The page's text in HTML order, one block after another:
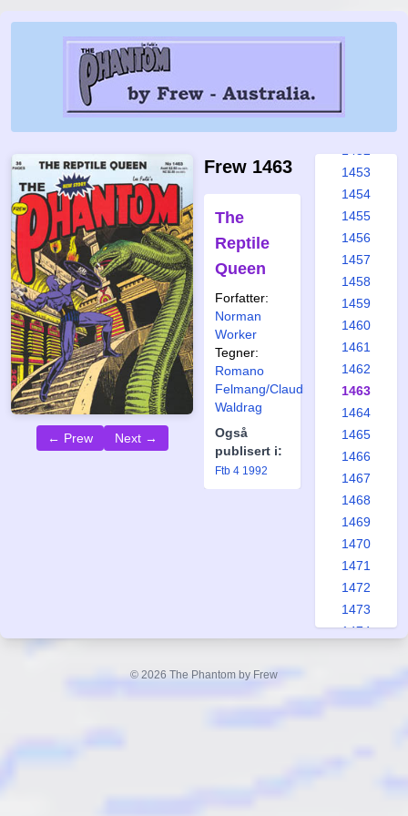
← Prew Next →
Frew 1463
The
Reptile
Queen
Forfatter:
Norman
Worker
Tegner:
Romano
Felmang/Claudio
Waldrag
Også
publisert i:
Ftb 4 1992
1446
1447
1453
1454
1455
1456
1457
1458
1459
1460
1461
1462
1463
1464
1465
1466
1467
1468
1469
1470
1471
1472
1473
1474
© 2026 The Phantom by Frew